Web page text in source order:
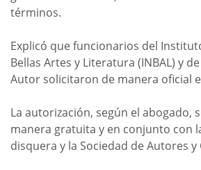
términos.
Explicó que funcionarios del
Bellas Artes y Literatura (INBAL) y
Autor solicitaron de manera oficial
La autorización, según el abogado,
manera gratuita y en conjunto con
disquera y la Sociedad de Autores